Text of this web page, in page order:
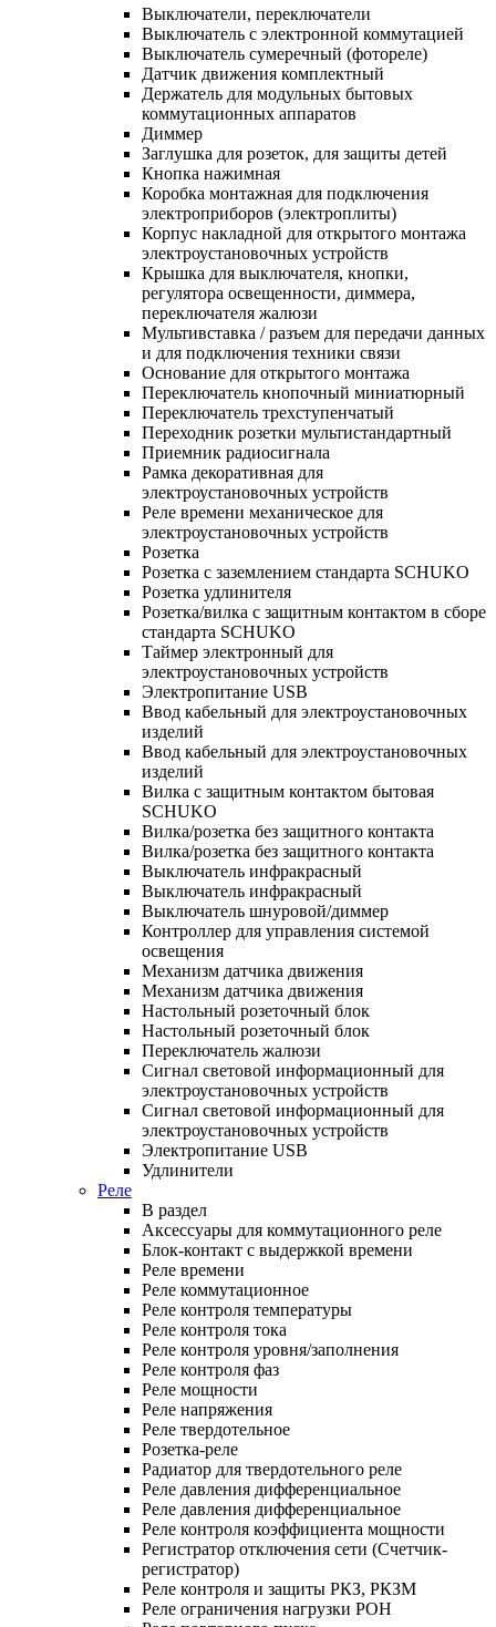
Выключатели, переключатели
Выключатель с электронной коммутацией
Выключатель сумеречный (фотореле)
Датчик движения комплектный
Держатель для модульных бытовых
коммутационных аппаратов
Диммер
Заглушка для розеток, для защиты детей
Кнопка нажимная
Коробка монтажная для подключения
электроприборов (электроплиты)
Корпус накладной для открытого монтажа
электроустановочных устройств
Крышка для выключателя, кнопки,
регулятора освещенности, диммера,
переключателя жалюзи
Мультивставка / разъем для передачи данных
и для подключения техники связи
Основание для открытого монтажа
Переключатель кнопочный миниатюрный
Переключатель трехступенчатый
Переходник розетки мультистандартный
Приемник радиосигнала
Рамка декоративная для
электроустановочных устройств
Реле времени механическое для
электроустановочных устройств
Розетка
Розетка с заземлением стандарта SCHUKO
Розетка удлинителя
Розетка/вилка с защитным контактом в сборе
стандарта SCHUKO
Таймер электронный для
электроустановочных устройств
Электропитание USB
Ввод кабельный для электроустановочных
изделий
Ввод кабельный для электроустановочных
изделий
Вилка с защитным контактом бытовая
SCHUKO
Вилка/розетка без защитного контакта
Вилка/розетка без защитного контакта
Выключатель инфракрасный
Выключатель инфракрасный
Выключатель шнуровой/диммер
Контроллер для управления системой
освещения
Механизм датчика движения
Механизм датчика движения
Настольный розеточный блок
Настольный розеточный блок
Переключатель жалюзи
Сигнал световой информационный для
электроустановочных устройств
Сигнал световой информационный для
электроустановочных устройств
Электропитание USB
Удлинители
Реле
В раздел
Аксессуары для коммутационного реле
Блок-контакт с выдержкой времени
Реле времени
Реле коммутационное
Реле контроля температуры
Реле контроля тока
Реле контроля уровня/заполнения
Реле контроля фаз
Реле мощности
Реле напряжения
Реле твердотельное
Розетка-реле
Радиатор для твердотельного реле
Реле давления дифференциальное
Реле давления дифференциальное
Реле контроля коэффициента мощности
Регистратор отключения сети (Счетчик-
регистратор)
Реле контроля и защиты РКЗ, РКЗМ
Реле ограничения нагрузки РОН